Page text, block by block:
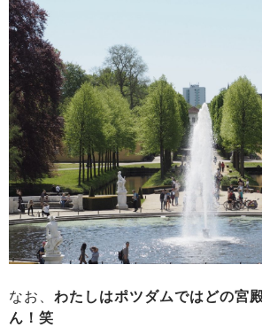
なお、 わたしはポツダムではどの宮
ん！笑